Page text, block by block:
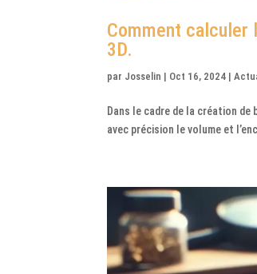
Comment calculer
3D.
par Josselin | Oct 16, 2024 |
Dans le cadre de la création
avec précision le volume et